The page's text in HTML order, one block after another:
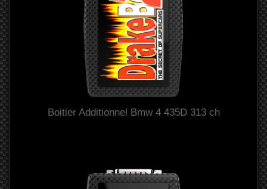
Boitier Additionnel Bmw 4 435D 313 ch